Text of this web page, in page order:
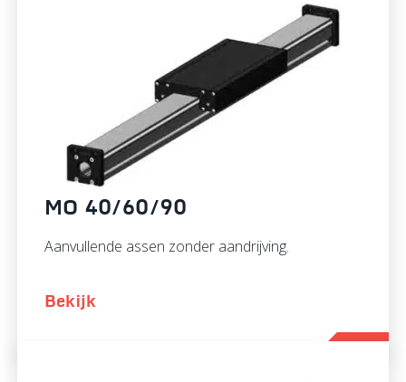
MO 40/60/90
Aanvullende assen zonder aandrijving.
Bekijk